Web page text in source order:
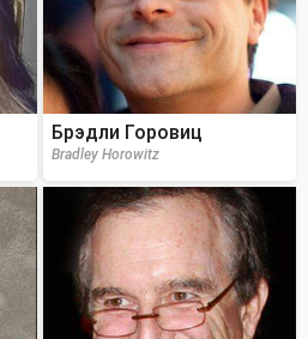
Брэдли Горовиц
Bradley Horowitz